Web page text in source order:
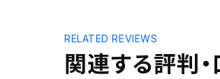
関連する評判
RELATED REVIEWS